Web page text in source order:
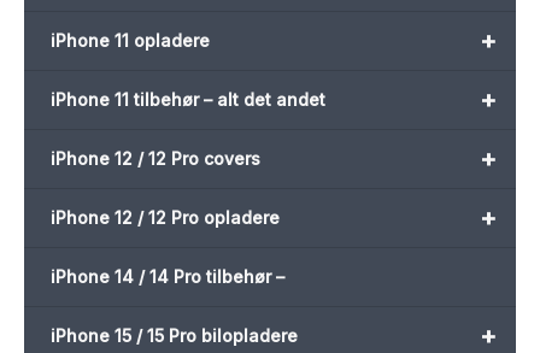
+
iPhone 11 opladere
+
iPhone 11 tilbehør – alt det andet
+
iPhone 12 / 12 Pro covers
+
iPhone 12 / 12 Pro opladere
iPhone 14 / 14 Pro tilbehør –
+
iPhone 15 / 15 Pro bilopladere